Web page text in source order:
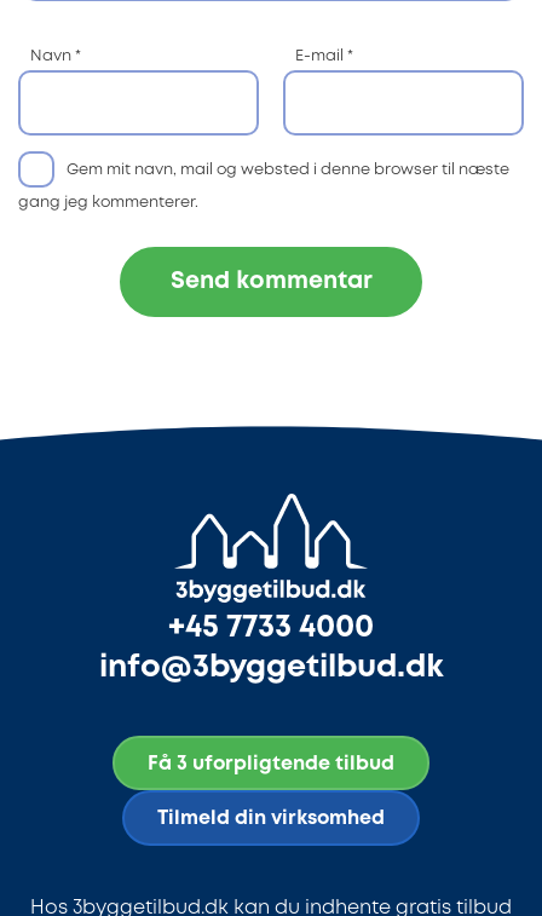
Navn * E-mail *
Gem mit navn, mail og websted i denne browser til næste
gang jeg kommenterer.
+45 7733 4000
info@3byggetilbud.dk
Få 3 uforpligtende tilbud
Tilmeld din virksomhed
Hos 3byggetilbud.dk kan du indhente gratis tilbud